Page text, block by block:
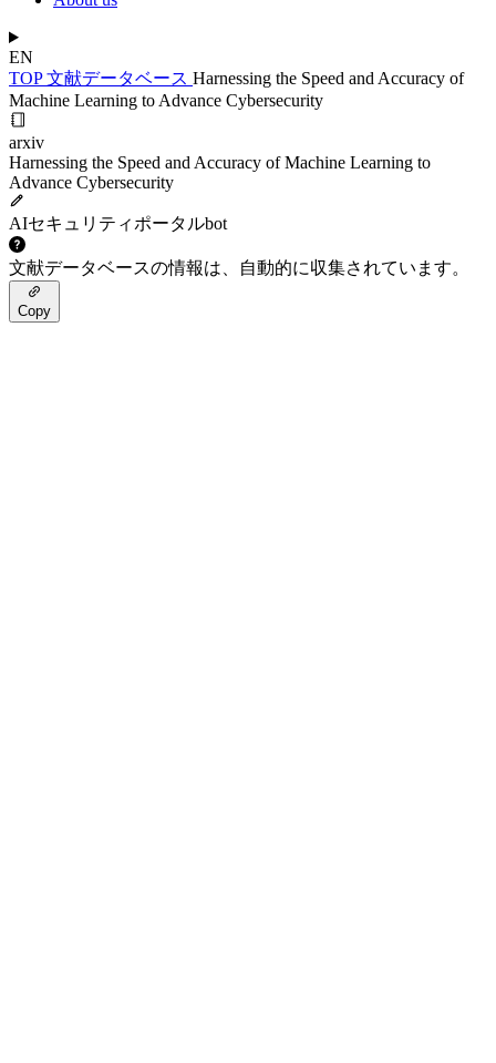
EN
TOP文献データベース Harnessing the Speed and Accuracy of
Machine Learning to Advance Cybersecurity
arxiv
Harnessing the Speed and Accuracy of Machine Learning to
Advance Cybersecurity
AIセキュリティポータルbot
文献データベースの情報は、自動的に収集されています。
Copy